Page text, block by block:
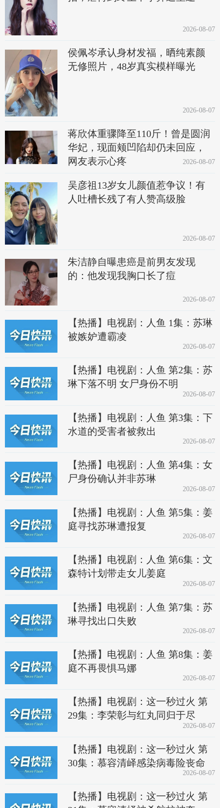
2026-08-07
侯佩岑承认身材发福，晒纯素颜
无修照片，48岁真实模样曝光
2026-08-07
蒋欣体重骤降至110斤！曾是圆润
华妃，现面颊凹陷却仍未回应，
网友表示心疼
2026-08-07
吴彦祖13岁女儿颜值惹争议！有
人吐槽长残了有人赞高级脸
2026-08-07
朱洁静自曝患癌是前男友发现
的：他发现我胸口长了痘
2026-08-07
【热播】电视剧：人鱼 1集：苏琳
被嫉妒遭霸凌
2026-08-07
【热播】电视剧：人鱼 第2集：苏
琳下落不明 女尸身份不明
2026-08-07
【热播】电视剧：人鱼 第3集：下
水道的受害者被救出
2026-08-07
【热播】电视剧：人鱼 第4集：女
尸身份确认并非苏琳
2026-08-07
【热播】电视剧：人鱼 第5集：姜
庭寻找苏琳遭报复
2026-08-07
【热播】电视剧：人鱼 第6集：文
森特计划带走女儿姜庭
2026-08-07
【热播】电视剧：人鱼 第7集：苏
琳寻找出口失败
2026-08-07
【热播】电视剧：人鱼 第8集：姜
庭不再畏惧马娜
2026-08-07
【热播】电视剧：这一秒过火 第
29集：李荣彰与红丸同归于尽
2026-08-07
【热播】电视剧：这一秒过火 第
30集：慕容清峄感染病毒险丧命
2026-08-07
【热播】电视剧：这一秒过火 第